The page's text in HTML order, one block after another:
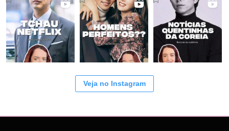
Veja no Instagram